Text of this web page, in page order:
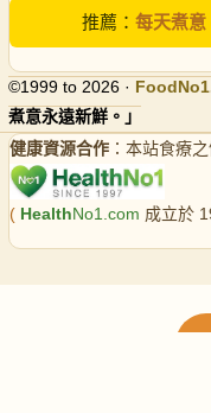
推薦： 每天煮意
©1999 to 2026 · FoodNo1
煮意永遠新鮮。」
健康資源合作 ：本站食療
( HealthNo1.com 成立於